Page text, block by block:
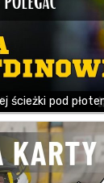
ścieżki pod